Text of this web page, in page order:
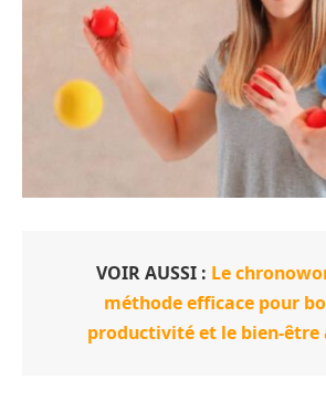
VOIR AUSSI : Le
méthode efficace pour
productivité et le bien-